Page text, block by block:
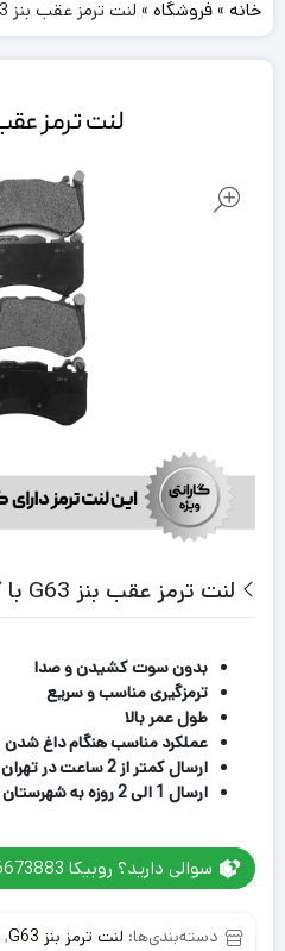
خانه »فروشگاه » لنت ترمز عقب بنز G63 با گارانتی
لنت ترمز عقب بنز G63 با گارانتی
بدون سوت کشیدن و صدا
ترمزگیری مناسب و سریع
طول عمر بالا
عملکرد مناسب هنگام داغ شدن
ارسال کمتر از 2 ساعت در تهران
ارسال 1 الی 2 روزه به شهرستان
سوالی دارید؟ روبیکا 09106673883
دسته‌بندی‌ها: لنت ترمز بنز G63 ,